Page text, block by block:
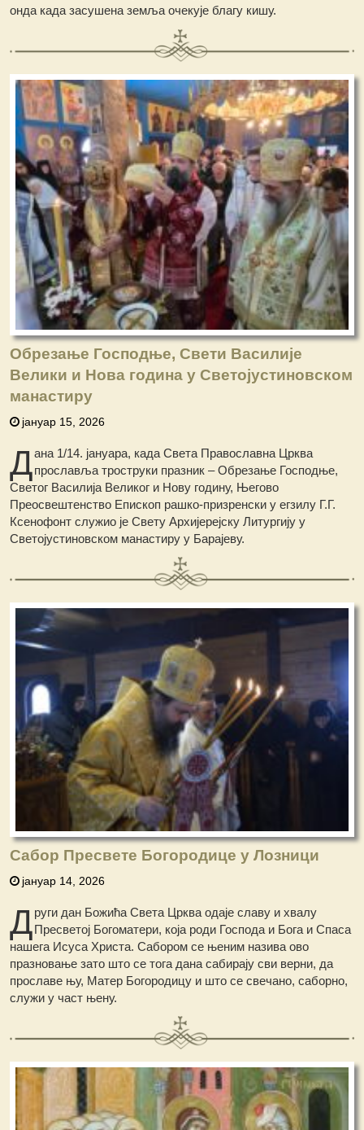
онда када засушена земља очекује благу кишу.
Обрезање Господње, Свети Василије
Велики и Нова година у Светојустиновском
манастиру
јануар 15, 2026
Дана 1/14. јануара, када Света Православна Црква
прославља троструки празник – Обрезање Господње,
Светог Василија Великог и Нову годину, Његово
Преосвештенство Епископ рашко-призренски у егзилу Г.Г.
Ксенофонт служио је Свету Архијерејску Литургију у
Светојустиновском манастиру у Барајеву.
Сабор Пресвете Богородице у Лозници
јануар 14, 2026
Други дан Божића Света Црква одаје славу и хвалу
Пресветој Богоматери, која роди Господа и Бога и Спаса
нашега Исуса Христа. Сабором се њеним назива ово
празновање зато што се тога дана сабирају сви верни, да
прославе њу, Матер Богородицу и што се свечано, саборно,
служи у част њену.